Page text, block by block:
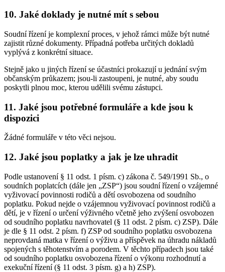
10. Jaké doklady je nutné mít s sebou
Soudní řízení je komplexní proces, v jehož rámci může být nutné
zajistit různé dokumenty. Případná potřeba určitých dokladů
vyplývá z konkrétní situace.
Stejně jako u jiných řízení se účastníci prokazují u jednání svým
občanským průkazem; jsou-li zastoupeni, je nutné, aby soudu
poskytli plnou moc, kterou udělili svému zástupci.
11. Jaké jsou potřebné formuláře a kde jsou k
dispozici
Žádné formuláře v této věci nejsou.
12. Jaké jsou poplatky a jak je lze uhradit
Podle ustanovení § 11 odst. 1 písm. c) zákona č. 549/1991 Sb., o
soudních poplatcích (dále jen „ZSP“) jsou soudní řízení o vzájemné
vyživovací povinnosti rodičů a dětí osvobozena od soudního
poplatku. Pokud nejde o vzájemnou vyživovací povinnost rodičů a
dětí, je v řízení o určení výživného včetně jeho zvýšení osvobozen
od soudního poplatku navrhovatel (§ 11 odst. 2 písm. c) ZSP). Dále
je dle § 11 odst. 2 písm. f) ZSP od soudního poplatku osvobozena
neprovdaná matka v řízení o výživu a příspěvek na úhradu nákladů
spojených s těhotenstvím a porodem. V těchto případech jsou také
od soudního poplatku osvobozena řízení o výkonu rozhodnutí a
exekuční řízení (§ 11 odst. 3 písm. g) a h) ZSP).